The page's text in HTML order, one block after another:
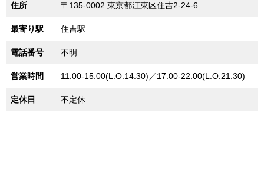
住所 〒135-0002 東京都江東区住吉2-24-6
最寄り駅 住吉駅
電話番号 不明
営業時間 11:00-15:00(L.O.14:30)／17:00-22:00(L.O.21:30)
定休日 不定休